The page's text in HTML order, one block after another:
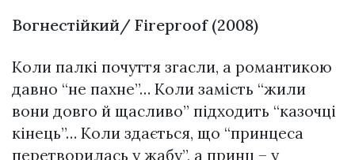
Вогнестійкий/ Fireproof (2008)
Коли палкі почуття згасли, а романтикою
давно “не пахне”… Коли замість “жили
вони довго й щасливо” підходить “казочці
кінець”… Коли здається, що “принцеса
перетворилась у жабу”, а принц – у